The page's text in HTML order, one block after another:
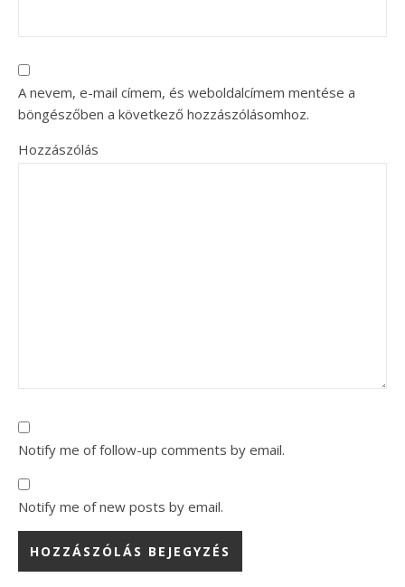
A nevem, e-mail címem, és weboldalcímem mentése a
böngészőben a következő hozzászólásomhoz.
Hozzászólás
Notify me of follow-up comments by email.
Notify me of new posts by email.